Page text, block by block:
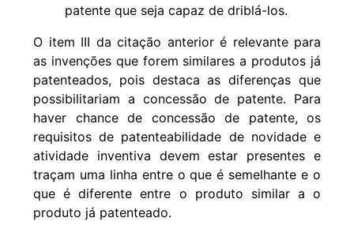
patente que seja capaz de driblá-los.
O item III da citação anterior é relevante para
as invenções que forem similares a produtos já
patenteados, pois destaca as diferenças que
possibilitariam a concessão de patente. Para
haver chance de concessão de patente, os
requisitos de patenteabilidade de novidade e
atividade inventiva devem estar presentes e
traçam uma linha entre o que é semelhante e o
que é diferente entre o produto similar a o
produto já patenteado.